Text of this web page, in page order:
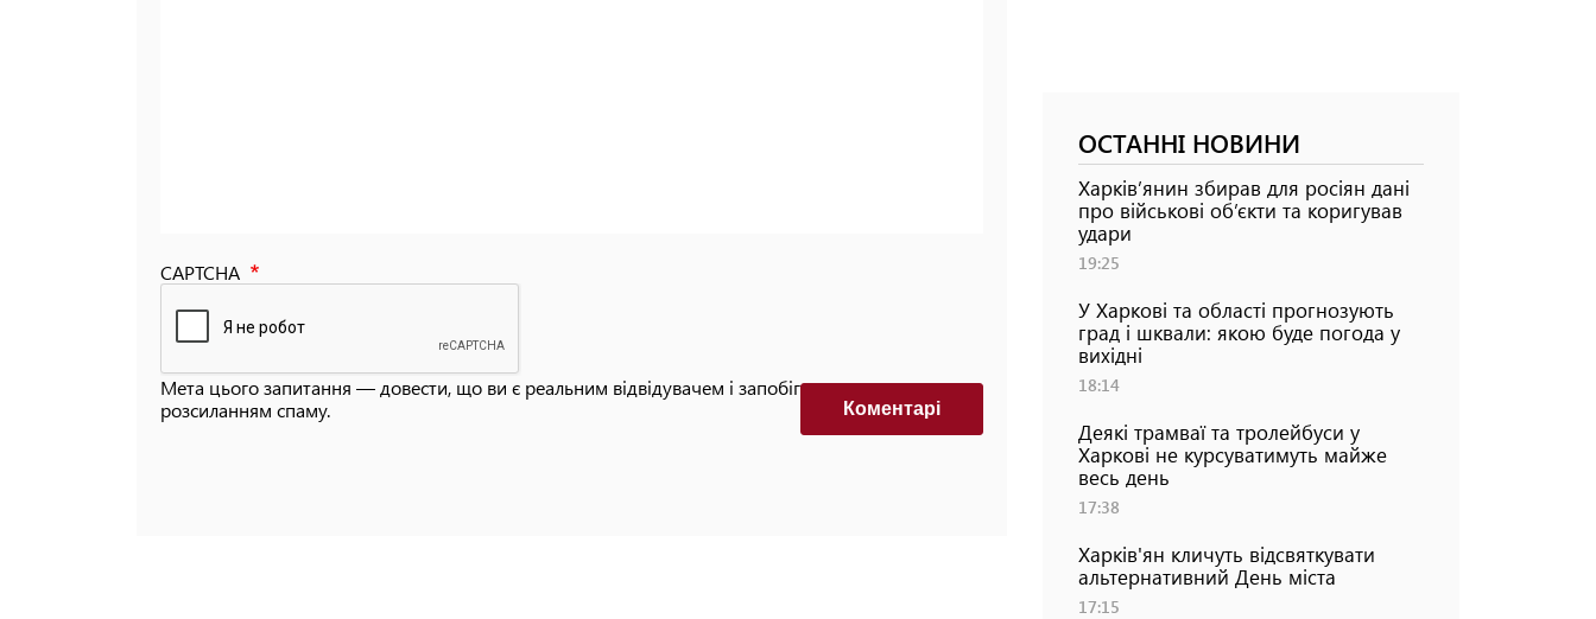
CAPTCHA
Мета цього запитання — довести, що ви є реальним відвідувачем і запобігти автоматизованим
розсиланням спаму.
Коментарi
ОСТАННІ НОВИНИ
Харків’янин збирав для росіян дані
про військові об’єкти та коригував
удари
19:25
У Харкові та області прогнозують
град і шквали: якою буде погода у
вихідні
18:14
Деякі трамваї та тролейбуси у
Харкові не курсуватимуть майже
весь день
17:38
Харків'ян кличуть відсвяткувати
альтернативний День міста
17:15